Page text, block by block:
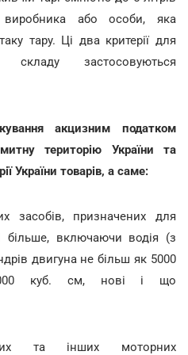
або особи, яка
тару. Ці два критерії для
складу застосовуються
акцизним податком
територію України та
України товарів, а саме:
засобів, призначених для
більше, включаючи водія (з
двигуна не більш як 5000
куб. см, нові і що
та інших моторних